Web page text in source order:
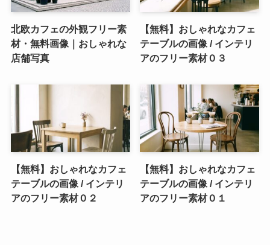
北欧カフェの外観フリー素
材・無料画像｜おしゃれな
店舗写真
【無料】おしゃれなカフェ
テーブルの画像 / インテリ
アのフリー素材０３
【無料】おしゃれなカフェ
テーブルの画像 / インテリ
アのフリー素材０２
【無料】おしゃれなカフェ
テーブルの画像 / インテリ
アのフリー素材０１